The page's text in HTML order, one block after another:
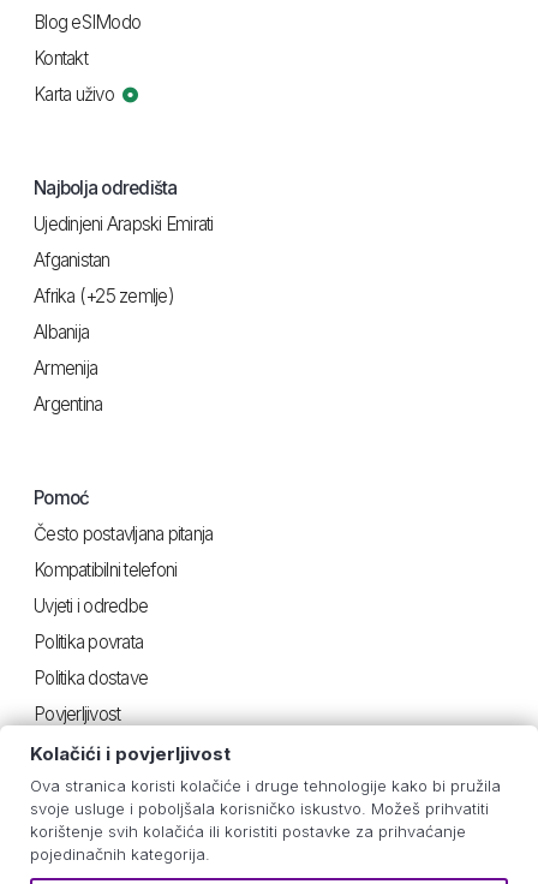
Blog eSIModo
Kontakt
Karta uživo
Najbolja odredišta
Ujedinjeni Arapski Emirati
Afganistan
Afrika (+25 zemlje)
Albanija
Armenija
Argentina
Pomoć
Često postavljana pitanja
Kompatibilni telefoni
Uvjeti i odredbe
Politika povrata
Politika dostave
Povjerljivost
Korisno
Upute za iOS
Kolačići i povjerljivost
Ova stranica koristi kolačiće i druge tehnologije kako bi pružila
svoje usluge i poboljšala korisničko iskustvo. Možeš prihvatiti
korištenje svih kolačića ili koristiti postavke za prihvaćanje
pojedinačnih kategorija.